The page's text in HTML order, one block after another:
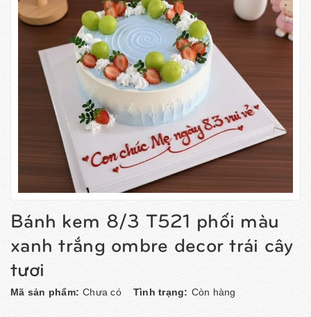
Bánh kem 8/3 T521 phối màu
xanh trắng ombre decor trái cây
tươi
Mã sản phẩm: Chưa có Tình trạng: Còn hàng